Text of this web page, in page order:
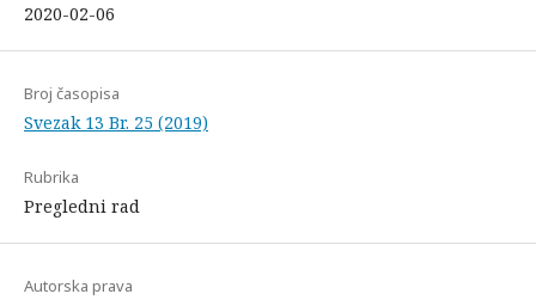
2020-02-06
Broj časopisa
Svezak 13 Br. 25 (2019)
Rubrika
Pregledni rad
Autorska prava